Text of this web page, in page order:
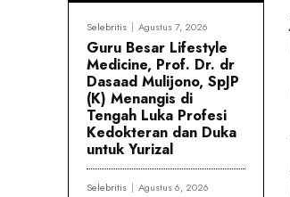
Selebritis Agustus 7, 2026
Guru Besar Lifestyle
Medicine, Prof. Dr. dr
Dasaad Mulijono, SpJP
(K) Menangis di
Tengah Luka Profesi
Kedokteran dan Duka
untuk Yurizal
Selebritis Agustus 6, 2026